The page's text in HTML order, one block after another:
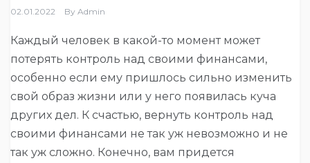
02.01.2022 By Admin
Каждый человек в какой-то момент может
потерять контроль над своими финансами,
особенно если ему пришлось сильно изменить
свой образ жизни или у него появилась куча
других дел. К счастью, вернуть контроль над
своими финансами не так уж невозможно и не
так уж сложно. Конечно, вам придется